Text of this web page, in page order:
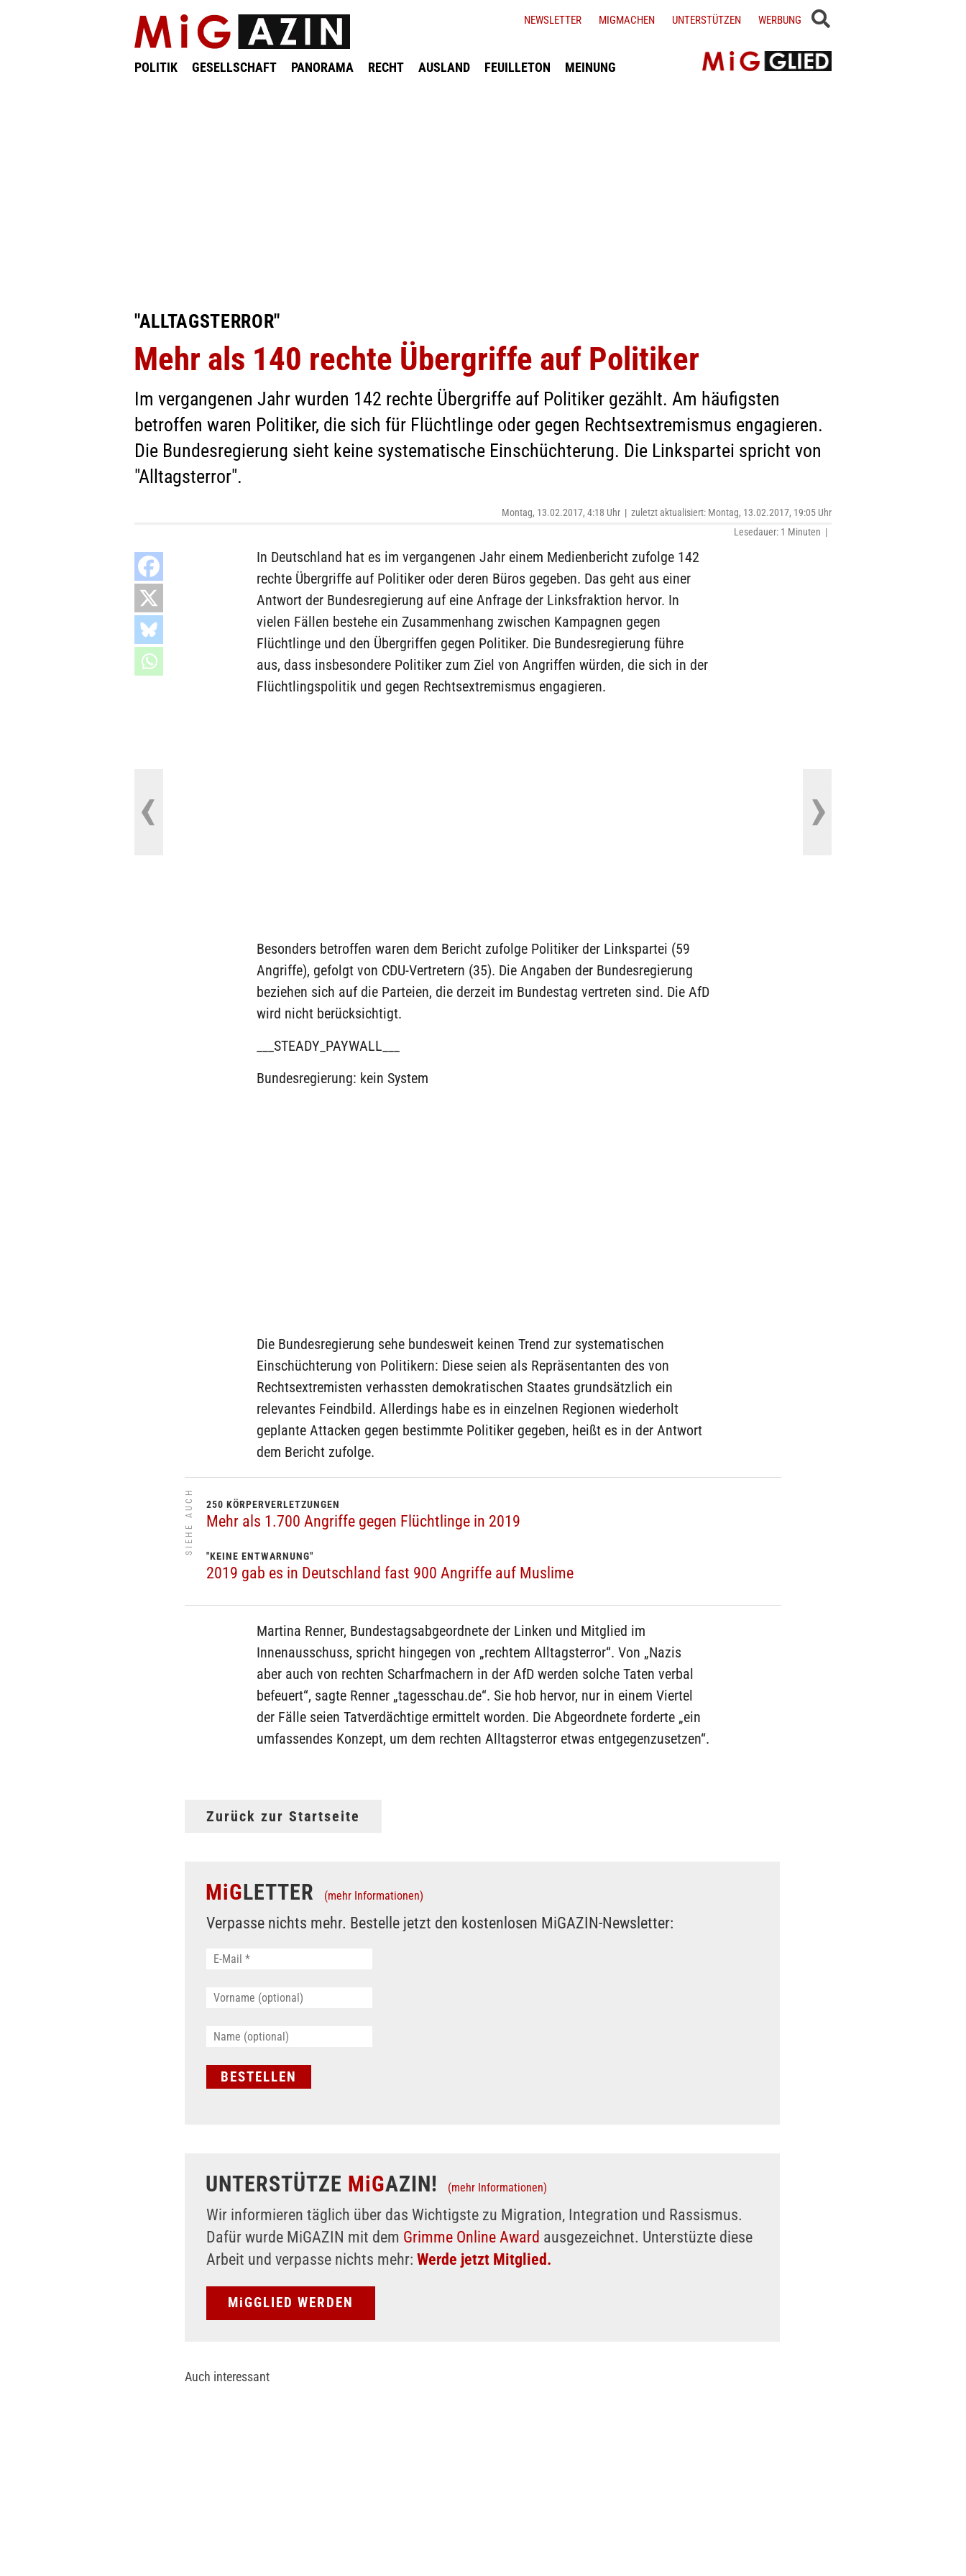
POLITIK GESELLSCHAFT PANORAMA RECHT AUSLAND FEUILLETON MEINUNG
NEWSLETTER MIGMACHEN UNTERSTÜTZEN WERBUNG
"ALLTAGSTERROR"
Mehr als 140 rechte Übergriffe auf Politiker
Im vergangenen Jahr wurden 142 rechte Übergriffe auf Politiker gezählt. Am häufigsten
betroffen waren Politiker, die sich für Flüchtlinge oder gegen Rechtsextremismus engagieren.
Die Bundesregierung sieht keine systematische Einschüchterung. Die Linkspartei spricht von
"Alltagsterror".
Montag, 13.02.2017, 4:18 Uhr | zuletzt aktualisiert: Montag, 13.02.2017, 19:05 Uhr
Lesedauer: 1 Minuten |
In Deutschland hat es im vergangenen Jahr einem Medienbericht zufolge 142
rechte Übergriffe auf Politiker oder deren Büros gegeben. Das geht aus einer
Antwort der Bundesregierung auf eine Anfrage der Linksfraktion hervor. In
vielen Fällen bestehe ein Zusammenhang zwischen Kampagnen gegen
Flüchtlinge und den Übergriffen gegen Politiker. Die Bundesregierung führe
aus, dass insbesondere Politiker zum Ziel von Angriffen würden, die sich in der
Flüchtlingspolitik und gegen Rechtsextremismus engagieren.
Besonders betroffen waren dem Bericht zufolge Politiker der Linkspartei (59
Angriffe), gefolgt von CDU-Vertretern (35). Die Angaben der Bundesregierung
beziehen sich auf die Parteien, die derzeit im Bundestag vertreten sind. Die AfD
wird nicht berücksichtigt.
___STEADY_PAYWALL___
Bundesregierung: kein System
Die Bundesregierung sehe bundesweit keinen Trend zur systematischen
Einschüchterung von Politikern: Diese seien als Repräsentanten des von
Rechtsextremisten verhassten demokratischen Staates grundsätzlich ein
relevantes Feindbild. Allerdings habe es in einzelnen Regionen wiederholt
geplante Attacken gegen bestimmte Politiker gegeben, heißt es in der Antwort
dem Bericht zufolge.
SIEHE AUCH 250 KÖRPERVERLETZUNGEN
Mehr als 1.700 Angriffe gegen Flüchtlinge in 2019
"KEINE ENTWARNUNG"
2019 gab es in Deutschland fast 900 Angriffe auf Muslime
Martina Renner, Bundestagsabgeordnete der Linken und Mitglied im
Innenausschuss, spricht hingegen von „rechtem Alltagsterror“. Von „Nazis
aber auch von rechten Scharfmachern in der AfD werden solche Taten verbal
befeuert“, sagte Renner „tagesschau.de“. Sie hob hervor, nur in einem Viertel
der Fälle seien Tatverdächtige ermittelt worden. Die Abgeordnete forderte „ein
umfassendes Konzept, um dem rechten Alltagsterror etwas entgegenzusetzen“.
Zurück zur Startseite
MiGLETTER (mehr Informationen)
Verpasse nichts mehr. Bestelle jetzt den kostenlosen MiGAZIN-Newsletter:
UNTERSTÜTZE MiGAZIN! (mehr Informationen)
Wir informieren täglich über das Wichtigste zu Migration, Integration und Rassismus.
Dafür wurde MiGAZIN mit dem Grimme Online Award ausgezeichnet. Unterstüzte diese
Arbeit und verpasse nichts mehr: Werde jetzt Mitglied.
MiGGLIED WERDEN
Auch interessant